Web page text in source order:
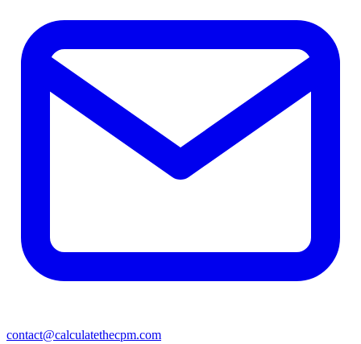
contact@calculatethecpm.com